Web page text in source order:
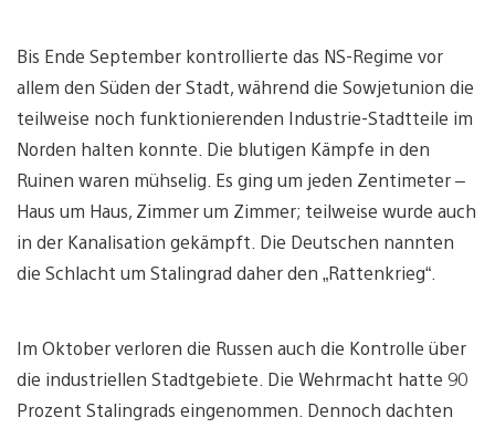
Bis Ende September kontrollierte das NS-Regime vor
allem den Süden der Stadt, während die Sowjetunion die
teilweise noch funktionierenden Industrie-Stadtteile im
Norden halten konnte. Die blutigen Kämpfe in den
Ruinen waren mühselig. Es ging um jeden Zentimeter –
Haus um Haus, Zimmer um Zimmer; teilweise wurde auch
in der Kanalisation gekämpft. Die Deutschen nannten
die Schlacht um Stalingrad daher den „Rattenkrieg“.
Im Oktober verloren die Russen auch die Kontrolle über
die industriellen Stadtgebiete. Die Wehrmacht hatte 90
Prozent Stalingrads eingenommen. Dennoch dachten